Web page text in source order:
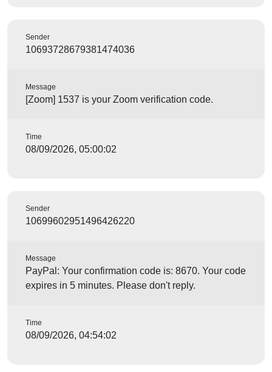
Sender
10693728679381474036
Message
[Zoom] 1537 is your Zoom verification code.
Time
08/09/2026, 05:00:02
Sender
10699602951496426220
Message
PayPal: Your confirmation code is: 8670. Your code
expires in 5 minutes. Please don't reply.
Time
08/09/2026, 04:54:02